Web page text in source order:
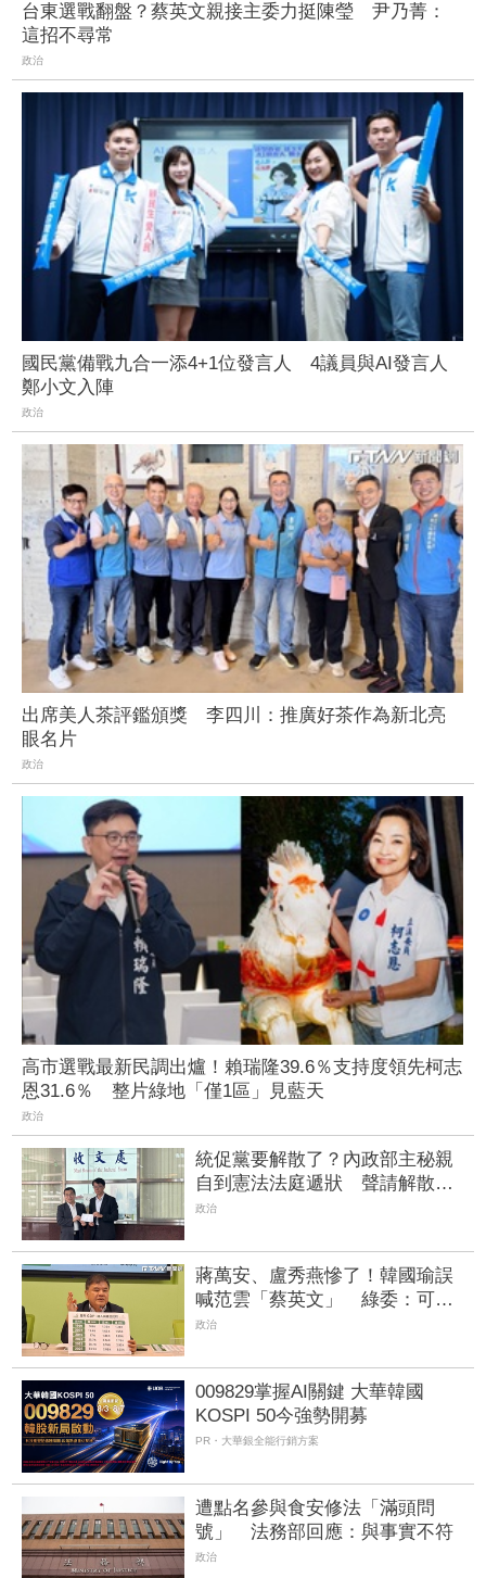
台東選戰翻盤？蔡英文親接主委力挺陳瑩 尹乃菁：
這招不尋常
政治
國民黨備戰九合一添4+1位發言人 4議員與AI發言人
鄭小文入陣
政治
出席美人茶評鑑頒獎 李四川：推廣好茶作為新北亮
眼名片
政治
高市選戰最新民調出爐！賴瑞隆39.6％支持度領先柯志
恩31.6％ 整片綠地「僅1區」見藍天
政治
統促黨要解散了？內政部主秘親
自到憲法法庭遞狀 聲請解散統
促黨創下憲政首例
政治
蔣萬安、盧秀燕慘了！韓國瑜誤
喊范雲「蔡英文」 綠委：可能
對2028起心動念
政治
009829掌握AI關鍵 大華韓國
KOSPI 50今強勢開募
PR・大華銀全能行銷方案
遭點名參與食安修法「滿頭問
號」 法務部回應：與事實不符
政治